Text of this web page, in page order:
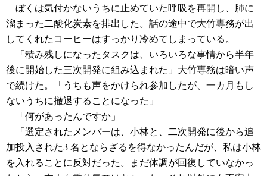
ぼくは気付かないうちに止めていた呼吸を再開し、肺に
溜まった二酸化炭素を排出した。話の途中で大竹専務が出
してくれたコーヒーはすっかり冷めてしまっている。
「積み残しになったタスクは、いろいろな事情から半年
後に開始した三次開発に組み込まれた」大竹専務は暗い声
で続けた。「うちも声をかけられ参加したが、一カ月もし
ないうちに撤退することになった」
「何があったんですか」
「選定されたメンバーは、小林と、二次開発に後から追
加投入された3 名とならざるを得なかったんだが、私は小林
を入れることに反対だった。まだ体調が回復していなかっ